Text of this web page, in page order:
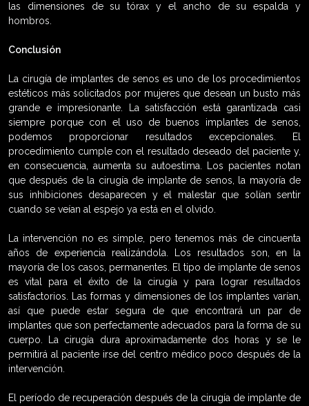
las dimensiones de su tórax y el ancho de su espalda y
hombros.
Conclusión
La cirugía de implantes de senos es uno de los procedimientos
estéticos más solicitados por mujeres que desean un busto más
grande e impresionante. La satisfacción está garantizada casi
siempre porque con el uso de buenos implantes de senos,
podemos proporcionar resultados excepcionales. El
procedimiento cumple con el resultado deseado del paciente y,
en consecuencia, aumenta su autoestima. Los pacientes notan
que después de la cirugía de implante de senos, la mayoría de
sus inhibiciones desaparecen y el malestar que solían sentir
cuando se veían al espejo ya está en el olvido.
La intervención no es simple, pero tenemos más de cincuenta
años de experiencia realizándola. Los resultados son, en la
mayoría de los casos, permanentes. El tipo de implante de senos
es vital para el éxito de la cirugía y para lograr resultados
satisfactorios. Las formas y dimensiones de los implantes varían,
así que puede estar segura de que encontrará un par de
implantes que son perfectamente adecuados para la forma de su
cuerpo. La cirugía dura aproximadamente dos horas y se le
permitirá al paciente irse del centro médico poco después de la
intervención.
El período de recuperación después de la cirugía de implante de